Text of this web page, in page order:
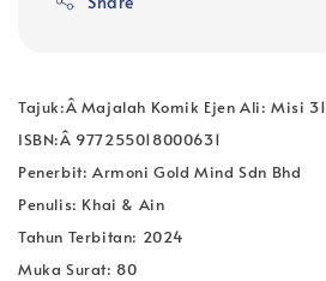
Tajuk:Â Majalah Komik Ejen Ali: Misi 31
ISBN:Â 977255018000631
Penerbit: Armoni Gold Mind Sdn Bhd
Penulis: Khai & Ain
Tahun Terbitan: 2024
Muka Surat: 80